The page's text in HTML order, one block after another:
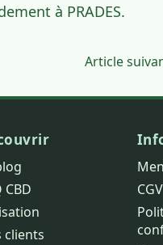
à PRADES.
Article
CBD
clients
CGV